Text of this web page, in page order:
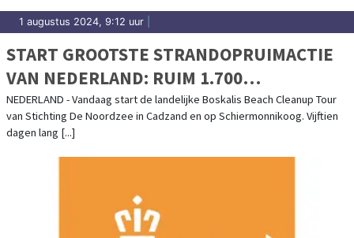
1 augustus 2024, 9:12 uur
START GROOTSTE STRANDOPRUIMACTIE
VAN NEDERLAND: RUIM 1.700
VRIJWILLIGERS MAKEN DE
NOORDZEESTRANDEN SCHOON
NEDERLAND - Vandaag start de landelijke Boskalis Beach Cleanup Tour
van Stichting De Noordzee in Cadzand en op Schiermonnikoog. Vijftien
dagen lang [...]